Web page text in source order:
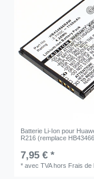
Batterie Li-Ion pour
R216 (remplace
7,95 € *
*avec TVAhors Frais de